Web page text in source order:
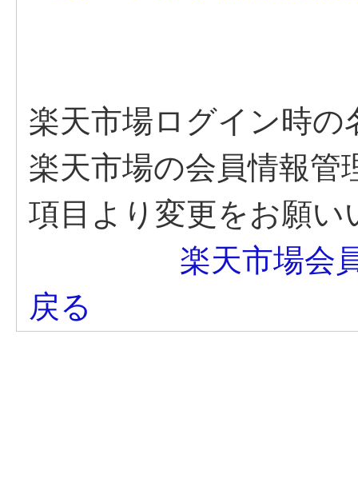
楽天市場ログイン時の
楽天市場の会員情報管
項目より変更をお願い
楽天市場会
戻る